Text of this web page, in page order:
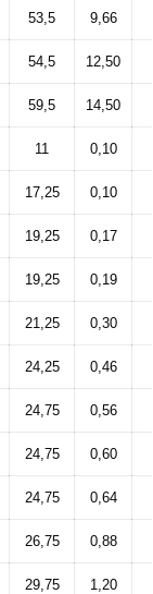
53,5 9,66
54,5 12,50
59,5 14,50
11 0,10
17,25 0,10
19,25 0,17
19,25 0,19
21,25 0,30
24,25 0,46
24,75 0,56
24,75 0,60
24,75 0,64
26,75 0,88
29,75 1,20